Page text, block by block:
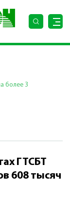
более 3
ГТСБТ
608 тысяч